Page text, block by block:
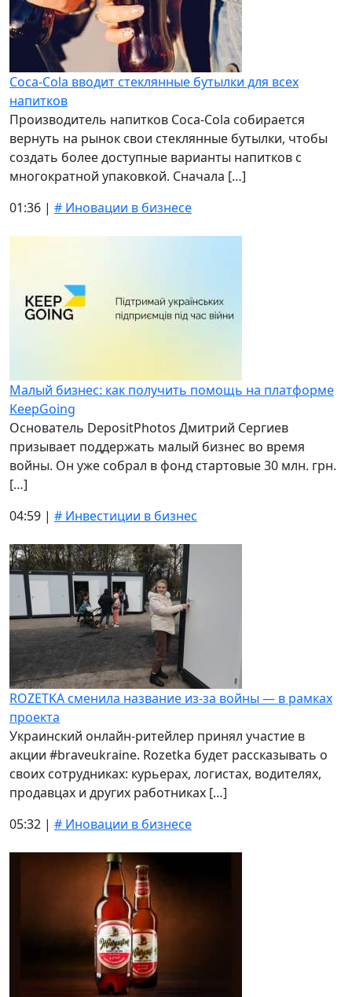
Coca-Cola вводит стеклянные бутылки для всех
напитков
Производитель напитков Coca-Cola собирается
вернуть на рынок свои стеклянные бутылки, чтобы
создать более доступные варианты напитков с
многократной упаковкой. Сначала […]
01:36 | # Иновации в бизнесе
Малый бизнес: как получить помощь на платформе
KeepGoing
Основатель DepositPhotos Дмитрий Сергиев
призывает поддержать малый бизнес во время
войны. Он уже собрал в фонд стартовые 30 млн. грн.
[…]
04:59 | # Инвестиции в бизнес
ROZETKA сменила название из-за войны — в рамках
проекта
Украинский онлайн-ритейлер принял участие в
акции #braveukraine. Rozetka будет рассказывать о
своих сотрудниках: курьерах, логистах, водителях,
продавцах и других работниках […]
05:32 | # Иновации в бизнесе